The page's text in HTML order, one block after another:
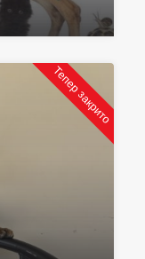
Тепер закрито